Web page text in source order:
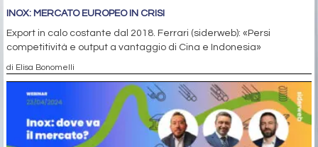
INOX: MERCATO EUROPEO IN CRISI
Export in calo costante dal 2018. Ferrari (siderweb): «Persi
competitività e output a vantaggio di Cina e Indonesia»
di Elisa Bonomelli